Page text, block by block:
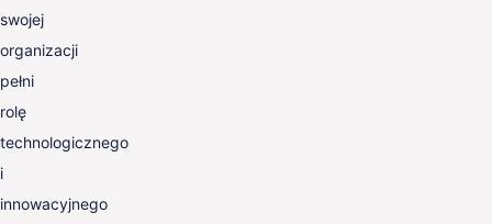
swojej
organizacji
pełni
rolę
technologicznego
i
innowacyjnego